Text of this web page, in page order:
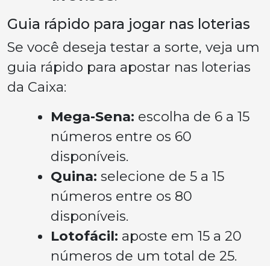
Guia rápido para jogar nas loterias
Se você deseja testar a sorte, veja um
guia rápido para apostar nas loterias
da Caixa:
Mega-Sena: escolha de 6 a 15
números entre os 60
disponíveis.
Quina: selecione de 5 a 15
números entre os 80
disponíveis.
Lotofácil: aposte em 15 a 20
números de um total de 25.